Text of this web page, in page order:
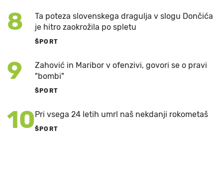
8
Ta poteza slovenskega dragulja v slogu Dončića
je hitro zaokrožila po spletu
ŠPORT
9
Zahović in Maribor v ofenzivi, govori se o pravi
"bombi"
ŠPORT
10Pri vsega 24 letih umrl naš nekdanji rokometaš
ŠPORT